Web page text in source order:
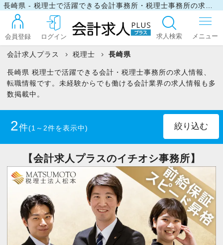
会員登録 ログイン 求人検索
ログイン
マイリスト
お問い合わせ
今すぐ会員登録
会計求人プラス 税理士 長崎県
長崎県 税理士で活躍できる会計・税理士事務所の求人情報、
転職情報です。未経験からでも働ける会計業界の求人情報も多
数掲載中。
2件(1～2件を表示中)
正社員(1) パート・アルバイト(1)
【会計求人プラスのイチオシ事務所】